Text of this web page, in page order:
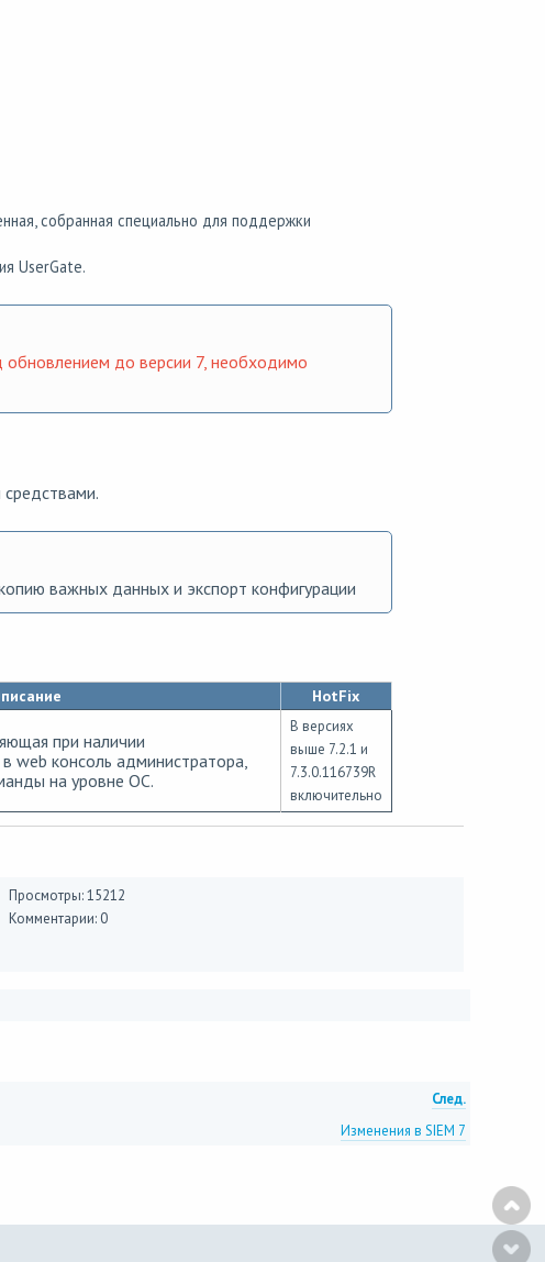
собранная специально для поддержки
UserGate.
обновлением до версии 7, необходимо
важных данных и экспорт конфигурации
HotFix
при наличии
web консоль администратора,
на уровне ОС.
В версиях
выше 7.2.1 и
7.3.0.116739R
включительно
Просмотры: 15212
Комментарии: 0
След.
Изменения в SIEM 7